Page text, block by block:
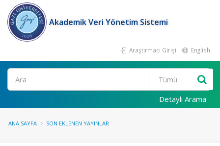
Akademik Veri Yönetim Sistemi
Araştırmacı Girişi English
Ara
Detaylı Arama
ANA SAYFA SON EKLENEN YAYINLAR